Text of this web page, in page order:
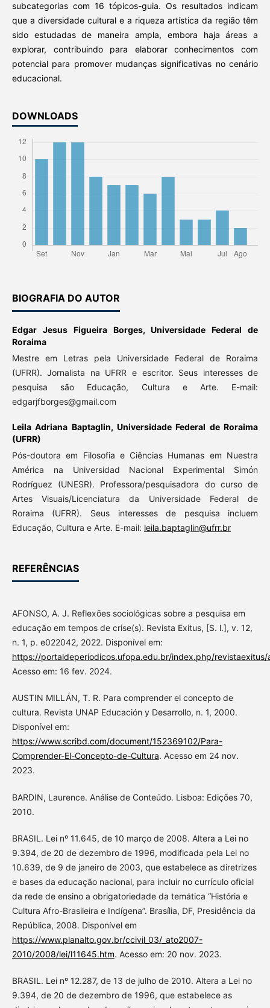
subcategorias com 16 tópicos-guia. Os resultados indicam
que a diversidade cultural e a riqueza artística da região têm
sido estudadas de maneira ampla, embora haja áreas a
explorar, contribuindo para elaborar conhecimentos com
potencial para promover mudanças significativas no cenário
educacional.
DOWNLOADS
BIOGRAFIA DO AUTOR
Edgar Jesus Figueira Borges,Universidade Federal de
Roraima
Mestre em Letras pela Universidade Federal de Roraima
(UFRR). Jornalista na UFRR e escritor. Seus interesses de
pesquisa são Educação, Cultura e Arte. E-mail:
edgarjfborges@gmail.com
Leila Adriana Baptaglin, Universidade Federal de Roraima
(UFRR)
Pós-doutora em Filosofia e Ciências Humanas em Nuestra
América na Universidad Nacional Experimental Simón
Rodríguez (UNESR). Professora/pesquisadora do curso de
Artes Visuais/Licenciatura da Universidade Federal de
Roraima (UFRR). Seus interesses de pesquisa incluem
Educação, Cultura e Arte. E-mail: leila.baptaglin@ufrr.br
REFERÊNCIAS
AFONSO, A. J. Reflexões sociológicas sobre a pesquisa em
educação em tempos de crise(s). Revista Exitus, [S. l.], v. 12,
n. 1, p. e022042, 2022. Disponível em:
https://portaldeperiodicos.ufopa.edu.br/index.php/
Acesso em: 16 fev. 2024.
AUSTIN MILLÁN, T. R. Para comprender el concepto de
cultura. Revista UNAP Educación y Desarrollo, n. 1, 2000.
Disponível em:
https://www.scribd.com/document/152369102/Para-
Comprender-El-Concepto-de-Cultura. Acesso em 24 nov.
2023.
BARDIN, Laurence. Análise de Conteúdo. Lisboa: Edições 70,
2010.
BRASIL. Lei nº 11.645, de 10 março de 2008. Altera a Lei no
9.394, de 20 de dezembro de 1996, modificada pela Lei no
10.639, de 9 de janeiro de 2003, que estabelece as diretrizes
e bases da educação nacional, para incluir no currículo oficial
da rede de ensino a obrigatoriedade da temática “História e
Cultura Afro-Brasileira e Indígena”. Brasília, DF, Presidência da
República, 2008. Disponível em
https://www.planalto.gov.br/ccivil_03/_ato2007-
2010/2008/lei/l11645.htm. Acesso em: 20 nov. 2023.
BRASIL. Lei nº 12.287, de 13 de julho de 2010. Altera a Lei no
9.394, de 20 de dezembro de 1996, que estabelece as